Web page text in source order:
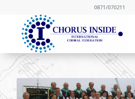
0871/070211